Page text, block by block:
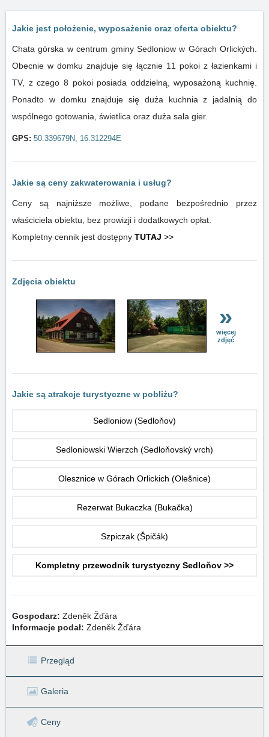
Jakie jest położenie, wyposażenie oraz oferta obiektu?
Chata górska w centrum gminy Sedloniow w Górach Orlických.
Obecnie w domku znajduje się łącznie 11 pokoi z łazienkami i
TV, z czego 8 pokoi posiada oddzielną, wyposażoną kuchnię.
Ponadto w domku znajduje się duża kuchnia z jadalnią do
wspólnego gotowania, świetlica oraz duża sala gier.
GPS: 50.339679N, 16.312294E
Jakie są ceny zakwaterowania i usług?
Ceny są najniższe możliwe, podane bezpośrednio przez
właściciela obiektu, bez prowizji i dodatkowych opłat.
Kompletny cennik jest dostępny TUTAJ >>
Zdjęcia obiektu
»
więcej
zdjęć
Jakie są atrakcje turystyczne w pobliżu?
Sedloniow (Sedloňov)
Sedloniowski Wierzch (Sedloňovský vrch)
Olesznice w Górach Orlickich (Olešnice)
Rezerwat Bukaczka (Bukačka)
Szpiczak (Špičák)
Kompletny przewodnik turystyczny Sedloňov >>
Gospodarz: Zdeněk Žďára
Informacje podał: Zdeněk Žďára
Przegląd
Galeria
Ceny